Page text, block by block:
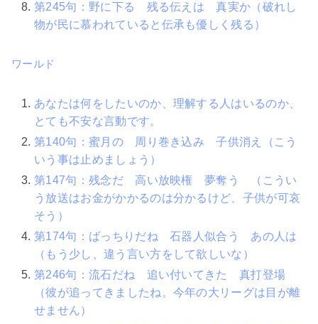
第245句：野に下る 残る伝えは 真実か（破れし
物が民に慕われていると伝承も優しく残る）
ワールド
あなたは何をしたいのか、理解する人はいるのか、
とても不安な言動です。
第140句：蜜月の 周り巻き込み 子供消え（こう
いう事は止めましょう）
第147句：残念だ 高い放映権 夢奪う （こうい
う放送はお金がかかるのは分かるけど、子供が可哀
そう）
第174句：ばっちりだね 石器人似合う あの人は
（もう少し、違う言い方をして欲しいな）
第246句：流石だね 追い付いてきた 真打登場
（彼が追ってきましたね。今年の大リーグは目が離
せません）